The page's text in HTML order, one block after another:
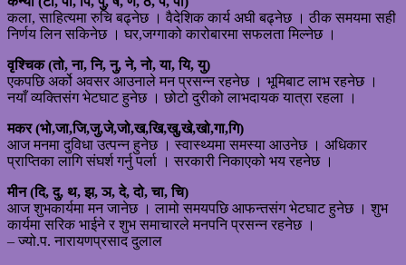
कला, साहित्यमा रुचि बढ्नेछ । वैदेशिक कार्य अघी बढ्नेछ । ठीक समयमा सही
निर्णय लिन सकिनेछ । घर,जग्गाको कारोबारमा सफलता मिल्नेछ ।
वृश्चिक (तो, ना, नि, नु, ने, नो, या, यि, यु)
एकपछि अर्को अवसर आउनाले मन प्रसन्न रहनेछ । भूमिबाट लाभ रहनेछ ।
नयाँ व्यक्तिसंग भेटघाट हुनेछ । छोटो दुरीको लाभदायक यात्रा रहला ।
मकर (भो,जा,जि,जु,जे,जो,ख,खि,खु,खे,खो,गा,गि)
आज मनमा दुविधा उत्पन्न हुनेछ । स्वास्थ्यमा समस्या आउनेछ । अधिकार
प्राप्तिका लागि संघर्श गर्नु पर्ला । सरकारी निकाएको भय रहनेछ ।
मीन (दि, दु, थ, झ, ञ, दे, दो, चा, चि)
आज शुभकार्यमा मन जानेछ । लामो समयपछि आफन्तसंग भेटघाट हुनेछ । शुभ
कार्यमा सरिक भाईने र शुभ समाचारले मनपनि प्रसन्न रहनेछ ।
– ज्यो.प. नारायणप्रसाद दुलाल